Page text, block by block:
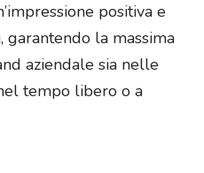
positiva e
la massima
aziendale sia nelle
tempo libero o a